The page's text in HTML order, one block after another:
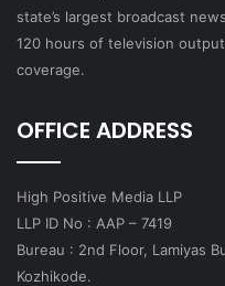
state’s largest broadcast
120 hours of television
coverage.
OFFICE ADDRESS
High Positive Media LLP
LLP ID No : AAP – 7419
Bureau : 2nd Floor, Lamiyas
Kozhikode.